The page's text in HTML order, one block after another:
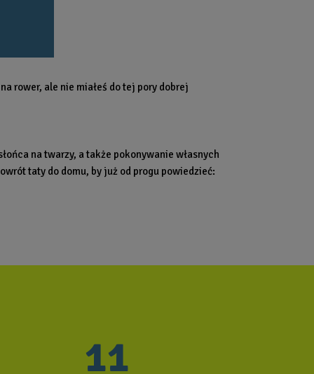
rower, ale nie miałeś do tej pory dobrej
na twarzy, a także pokonywanie własnych
taty do domu, by już od progu powiedzieć:
11